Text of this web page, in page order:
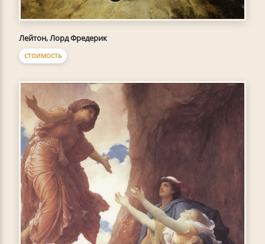
Лейтон, Лорд Фредерик
СТОИМОСТЬ